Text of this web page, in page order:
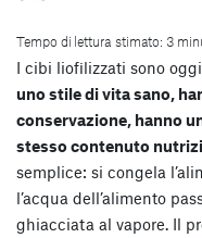
Tempo di lettura stimato: 3
I cibi liofilizzati sono
uno stile di vita sano,
conservazione, hanno
stesso contenuto
semplice: si congela
l’acqua dell’alimento
ghiacciata al vapore. Il